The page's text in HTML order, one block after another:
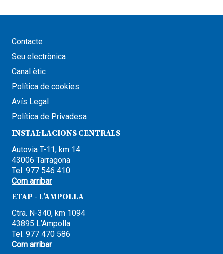
Contacte
Seu electrònica
Canal ètic
Política de cookies
Avís Legal
Política de Privadesa
INSTAL·LACIONS CENTRALS
Autovia T-11, km 14
43006 Tarragona
Tel. 977 546 410
Com arribar
ETAP - L’AMPOLLA
Ctra. N-340, km 1094
43895 L’Ampolla
Tel. 977 470 586
Com arribar